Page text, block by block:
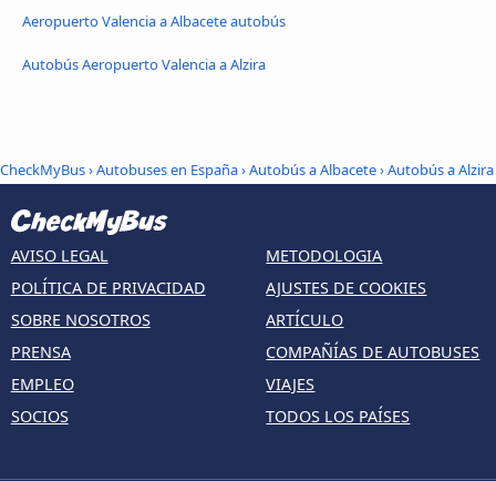
Aeropuerto Valencia a Albacete autobús
Autobús Aeropuerto Valencia a Alzira
CheckMyBus›Autobuses en España›Autobús a Albacete›Autobús a Alzira
AVISO LEGAL
POLÍTICA DE PRIVACIDAD
SOBRE NOSOTROS
PRENSA
EMPLEO
SOCIOS
METODOLOGIA
AJUSTES DE COOKIES
ARTÍCULO
COMPAÑÍAS DE AUTOBUSES
VIAJES
TODOS LOS PAÍSES